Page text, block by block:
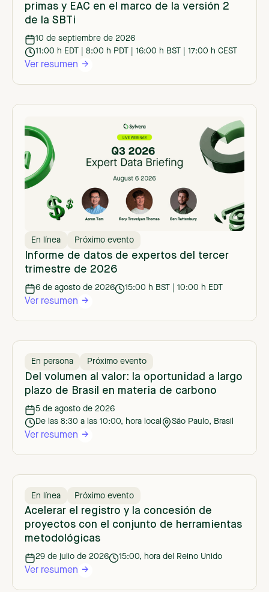
primas y EAC en el marco de la versión 2
de la SBTi
10 de septiembre de 2026
11:00 h EDT | 8:00 h PDT | 16:00 h BST | 17:00 h CEST
Ver resumen
En línea Próximo evento
Informe de datos de expertos del tercer
trimestre de 2026
6 de agosto de 2026 15:00 h BST | 10:00 h EDT
Ver resumen
En persona Próximo evento
Del volumen al valor: la oportunidad a largo
plazo de Brasil en materia de carbono
5 de agosto de 2026
De las 8:30 a las 10:00, hora local
São Paulo, Brasil
Ver resumen
En línea Próximo evento
Acelerar el registro y la concesión de
proyectos con el conjunto de herramientas
metodológicas
29 de julio de 2026 15:00, hora del Reino Unido
Ver resumen